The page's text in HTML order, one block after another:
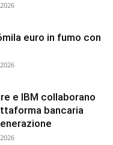
euro in fumo con
e IBM collaborano
bancaria